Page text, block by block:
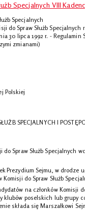
Specjalnych VIII
Specjalnych
do Spraw Służb Specjalnych
30 lipca 1992 r. - Regulamin
zmianami)
Polskiej
SPECJALNYCH I
do Spraw Służb Specjalnych
Prezydium Sejmu, w drodze
Komisji do Spraw Służb
na członków Komisji
klubów poselskich lub grupy
składa się Marszałkowi